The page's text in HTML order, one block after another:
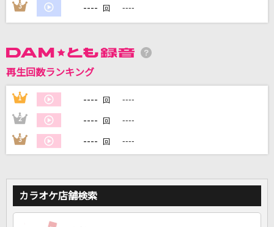
秦 基博
DAMの新曲・ランキングなど
DAMに会員登録・ログインして
3 ---- 回 ----
再生回数ランキング
1 ---- 回 ----
2 ---- 回 ----
3 ---- 回 ----
カラオケ店舗検索